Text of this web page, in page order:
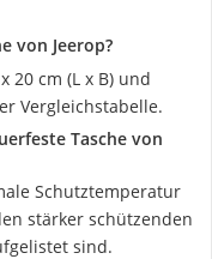
von Jeerop?
20 cm (L x B) und
Vergleichstabelle.
Tasche von
Schutztemperatur
stärker schützenden
sind.